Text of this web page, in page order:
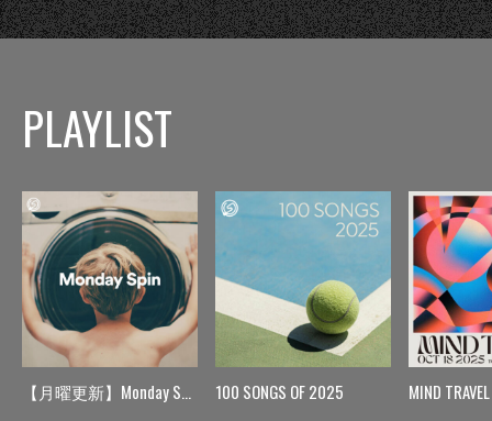
PLAYLIST
【月曜更新】Monday Spin 100 SONGS OF 2025 MIND TRAVEL